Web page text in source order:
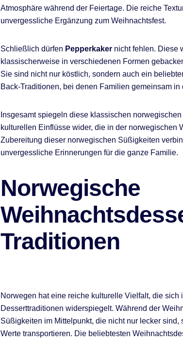
Atmosphäre während der Feiertage. Die reiche
unvergessliche Ergänzung zum Weihnachtsfest.
Schließlich dürfen Pepperkaker nicht fehlen. Diese
klassischerweise in verschiedenen Formen
Sie sind nicht nur köstlich, sondern auch ein
Back-Traditionen, bei denen Familien gemeinsam in
Insgesamt spiegeln diese klassischen
kulturellen Einflüsse wider, die in der norwegischen
Zubereitung dieser norwegischen Süßigkeiten
unvergessliche Erinnerungen für die ganze Familie.
Norwegische
Traditionen
Norwegen hat eine reiche kulturelle Vielfalt, die sich
Desserttraditionen widerspiegelt. Während der
Süßigkeiten im Mittelpunkt, die nicht nur lecker
Werte transportieren. Die beliebtesten